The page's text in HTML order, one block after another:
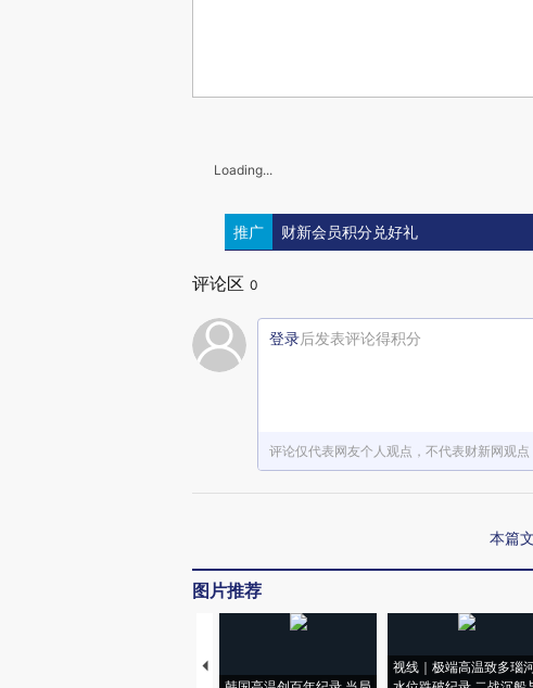
Loading...
推广 财新会员积分兑好礼
评论区 0
登录后发表评论得积分
评论仅代表网友个人观点，不代表财新网观点
本篇
图片推荐
视线｜极端高温致多瑙